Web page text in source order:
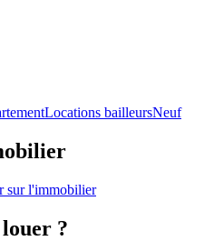
Locations bailleursNeuf
sur l'immobilier
?